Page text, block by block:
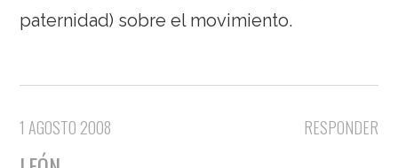
paternidad) sobre el movimiento.
RESPONDER
1 AGOSTO 2008